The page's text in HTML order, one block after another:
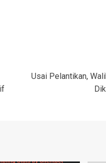
Usai Pelantikan,